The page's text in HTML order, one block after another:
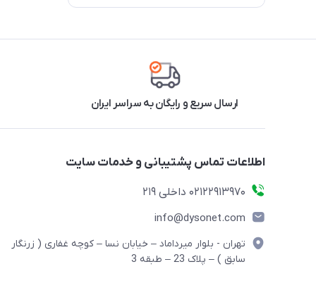
فن خنک کننده و رطوبت ساز
حالت خودکار
از بین‌بردن فرمالدئید
تبدیل برق ایران
تبدیل 3 به 2
ارسال سریع و رایگان به سراسر ایران
اطلاعات تماس پشتیبانی و خدمات سایت
02122913970 داخلی 219
info@dysonet.com
تهران - بلوار میرداماد – خیابان نسا – کوچه غفاری ( زرنگار
سابق ) – پلاک 23 – طبقه 3